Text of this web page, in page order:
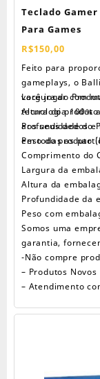
Teclado
Para Games
R$150,00
Feito para
gameplays, o
você jogar com
tecnologia 100%
aos seus dedos
em todas as
Largura do
Altura do
Profundidade do
Peso do produto
Comprimento do
Largura da
Altura da
Profundidade da
Peso com
Somos uma
garantia,
-Não compre
– Produtos
– Atendimento